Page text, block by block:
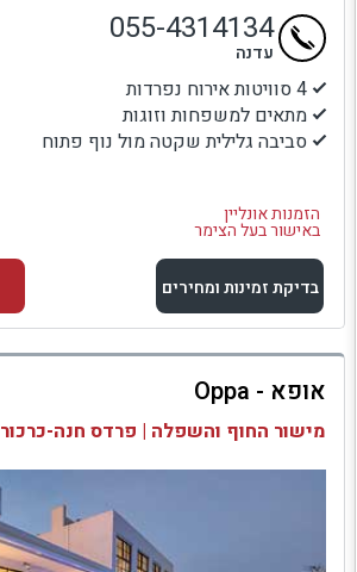
4 סוויטות אירוח נפרדות
מתאים למשפחות וזוגות
סביבה גלילית שקטה מול נוף פתוח
הזמנות אונליין
באישור בעל הצימר
055-4314134
עדנה
בדיקת זמינות ומחירים
למתחם זה
בדיקת זמינות ומחירים
אופא - Oppa
מישור החוף והשפלה | פרדס חנה-כרכור